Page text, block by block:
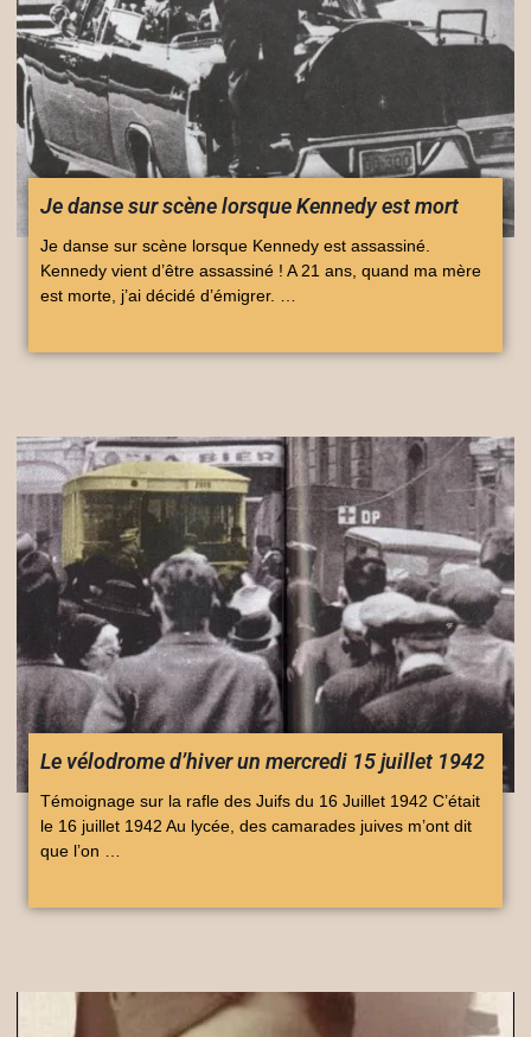
Je danse sur scène lorsque Kennedy est mort
Je danse sur scène lorsque Kennedy est assassiné.
Kennedy vient d’être assassiné ! A 21 ans, quand ma mère
est morte, j’ai décidé d’émigrer. …
Le vélodrome d’hiver un mercredi 15 juillet 1942
Témoignage sur la rafle des Juifs du 16 Juillet 1942 C’était
le 16 juillet 1942 Au lycée, des camarades juives m’ont dit
que l’on …